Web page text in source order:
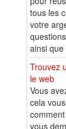
tous les
votre
ainsi
Trouvez
le web
Vous
cela
vous